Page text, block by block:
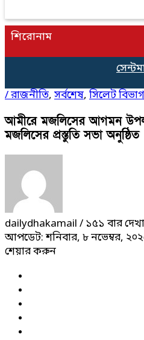
শিরোনাম
/রাজনীতি, সর্বশেষ, সিলেট বিভাগ
আমীরে মজলিসের আগমন
মজলিসের প্রস্তুতি সভা অনুষ্ঠিত
dailydhakamail / ১৫১ বার
আপডেট: শনিবার, ৮ নভেম্বর,
শেয়ার করুন